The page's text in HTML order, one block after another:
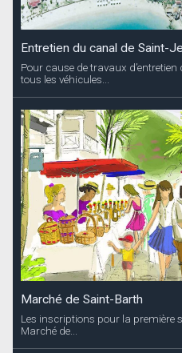
Entretien du canal de Saint-
Pour cause de travaux
tous les véhicules...
Marché de Saint-Barth
Les inscriptions pour la première
Marché de...